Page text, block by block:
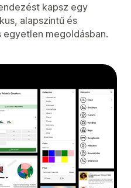
kapsz egy
alapszintű és
egyetlen megoldásban.